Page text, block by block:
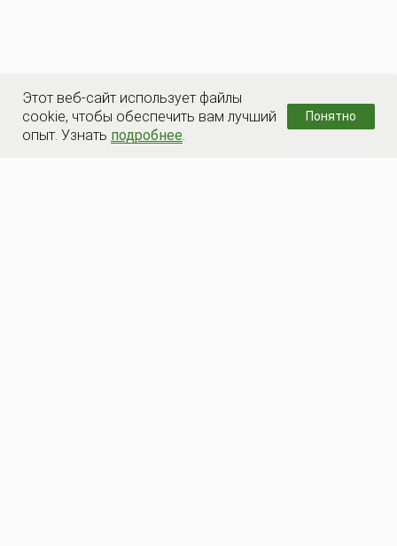
Этот веб-сайт использует файлы
cookie, чтобы обеспечить вам лучший
опыт. Узнать подробнее.
Понятно